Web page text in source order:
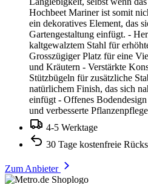
Hochbeet Mariner ist somit
ein dekoratives Element, das
Gartengestaltung einfügt. -
kaltgewalztem Stahl für
Grosszügiger Platz für eine
und Kräutern - Verstärkte
Stützbügeln für zusätzliche
natürlichem Finish, das sich
einfügt - Offenes
und verbesserte
4-5 Werktage
30 Tage kostenfreie
Zum Anbieter